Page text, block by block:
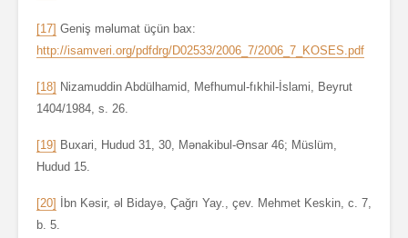
[17] Geniş məlumat üçün bax:
http://isamveri.org/pdfdrg/D02533/2006_7/2006_7_KOSES.pdf
[18] Nizamuddin Abdülhamid, Mefhumul-fıkhil-İslami, Beyrut
1404/1984, s. 26.
[19] Buxari, Hudud 31, 30, Mənakibul-Ənsar 46; Müslüm,
Hudud 15.
[20]
İbn Kəsir, əl Bidayə, Çağrı Yay., çev. Mehmet Keskin, c. 7,
b. 5.